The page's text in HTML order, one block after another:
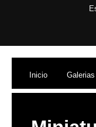
Inicio Galerias